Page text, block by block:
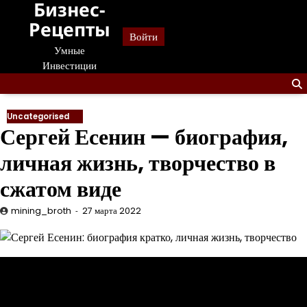
Перейти
содержанию
Бизнес-
Рецепты
Умные
Инвестиции
Войти
Uncategorised
Сергей Есенин — биография,
личная жизнь, творчество в
сжатом виде
mining_broth 27 марта 2022